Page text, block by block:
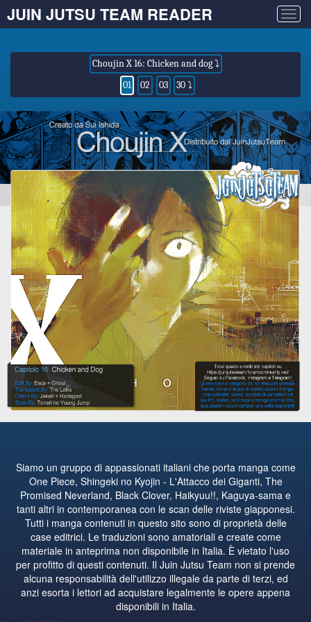
JUIN JUTSU TEAM READER
Choujin X 16: Chicken and dog ⤵
01
02 03 30 ⤵
Siamo un gruppo di appassionati italiani che porta manga come
One Piece, Shingeki no Kyojin - L'Attacco dei Giganti, The
Promised Neverland, Black Clover, Haikyuu!!, Kaguya-sama e
tanti altri in contemporanea con le scan delle riviste giapponesi.
Tutti i manga contenuti in questo sito sono di proprietà delle
case editrici. Le traduzioni sono amatoriali e create come
materiale in anteprima non disponibile in Italia. È vietato l'uso
per profitto di questi contenuti. Il Juin Jutsu Team non si prende
alcuna responsabilità dell'utilizzo illegale da parte di terzi, ed
anzi esorta i lettori ad acquistare legalmente le opere appena
disponibili in Italia.